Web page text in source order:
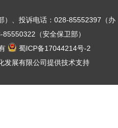
）、投诉电话：028-85552397（办
（安全保卫部）
蜀ICP备17044214号-2
发展有限公司提供技术支持